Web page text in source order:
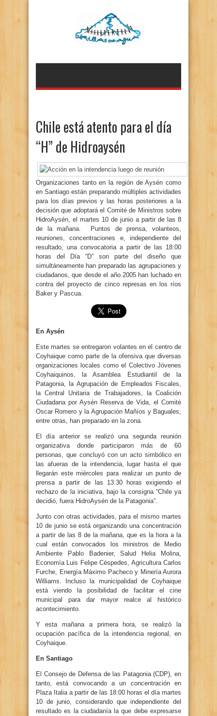
Chile está atento para el día
“H” de Hidroaysén
Organizaciones tanto en la región de Aysén como
en Santiago están preparando múltiples actividades
para los días previos y las horas posteriores a la
decisión que adoptará el Comité de Ministros sobre
HidroAysén, el martes 10 de junio a partir de las 8
de la mañana. Puntos de prensa, volanteos,
reuniones, concentraciones e, independiente del
resultado, una convocatoria a partir de las 18:00
horas del Día “D” son parte del diseño que
simultáneamente han preparado las agrupaciones y
ciudadanos, que desde el año 2005 han luchado en
contra del proyecto de cinco represas en los ríos
Baker y Pascua.
En Aysén
Este martes se entregaron volantes en el centro de
Coyhaique como parte de la ofensiva que diversas
organizaciones locales como el Colectivo Jóvenes
Coyhaiquinos, la Asamblea Estudiantil de la
Patagonia, la Agrupación de Empleados Fiscales,
la Central Unitaria de Trabajadores, la Coalición
Ciudadana por Aysén Reserva de Vida, el Comité
Oscar Romero y la Agrupación Mañíos y Baguales,
entre otras, han preparado en la zona.
El día anterior se realizó una segunda reunión
organizativa donde participaron más de 60
personas, que concluyó con un acto simbólico en
las afueras de la intendencia, lugar hasta el que
llegarán este miércoles para realizar un punto de
prensa a partir de las 13:30 horas exigiendo el
rechazo de la iniciativa, bajo la consigna “Chile ya
decidió, fuera HidroAysén de la Patagonia”.
Junto con otras actividades, para el mismo martes
10 de junio se está organizando una concentración
a partir de las 8 de la mañana, que es la hora a la
cual están convocados los ministros de Medio
Ambiente Pablo Badenier, Salud Helia Molina,
Economía Luis Felipe Céspedes, Agricultura Carlos
Furche, Energía Máximo Pacheco y Minería Aurora
Williams. Incluso la municipalidad de Coyhaique
está viendo la posibilidad de facilitar el cine
municipal para dar mayor realce al histórico
acontecimiento.
Y esta mañana a primera hora, se realizó la
ocupación pacífica de la intendencia regional, en
Coyhaique.
En Santiago
El Consejo de Defensa de las Patagonia (CDP), en
tanto, está convocando a un concentración en
Plaza Italia a partir de las 18:00 horas el día martes
10 de junio, considerando que independiente del
resultado es la ciudadanía la que debe expresarse